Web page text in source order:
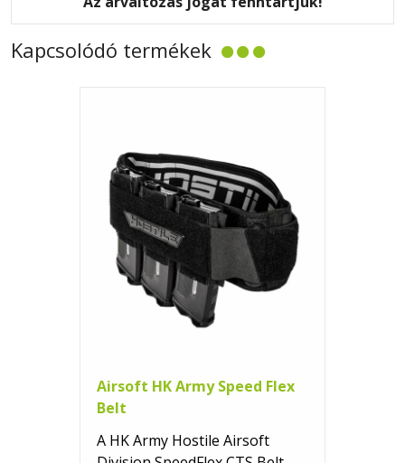
Kapcsolódó termékek
Airsoft HK Army Speed Flex
Belt
A HK Army Hostile Airsoft